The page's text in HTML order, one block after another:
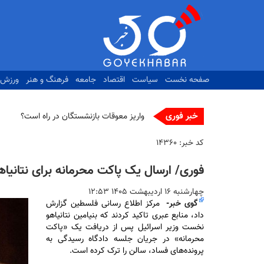
صفحه نخست سیاست اقتصاد جامعه فرهنگ و هنر ورزش
خبر فوری آیا قیم_
کد خبر: ۱۴۳۶۰
فوری/ ارسال یک پاکت محرمانه برای
چهارشنبه ۱۶ ارديبهشت ۱۴۰۵ ۱۲:۵۳
گوی خبر-مرکز اطلاع رسانی فلسطین گزارش
داد، منابع عبری تاکید کردند که بنیامین نتانیاهو
نخست وزیر اسرائیل پس از دریافت یک «پاکت
محرمانه» در جریان جلسه دادگاه رسیدگی به
پرونده‌های فساد، سالن را ترک کرده است.